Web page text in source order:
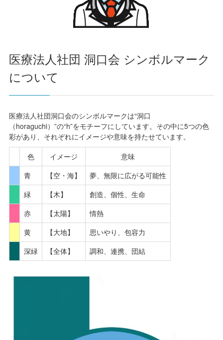
医療法人社団 洞口会 シンボルマーク
について
医療法人社団洞口会のシンボルマークは“洞口
（horaguchi）”の“h”をモチーフにしています。その中に5つの色
彩があり、それぞれにイメージや意味を持たせています。
色
イメージ
意味
青
【空・海】
夢、無限に広がる可能性
緑
【木】
創造、個性、生命
赤
【太陽】
情熱
黄
【大地】
思いやり、包容力
深緑
【全体】 調和、連携、団結